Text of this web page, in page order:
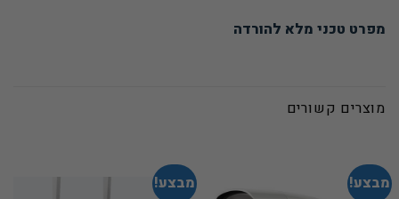
מפרט טכני מלא להורדה
מוצרים קשורים
מבצע! מבצע!